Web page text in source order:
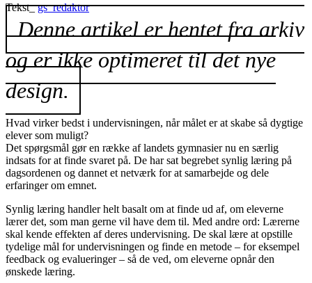
Tekst_gs_redaktor
Denne artikel er hentet fra arkiv
og er ikke optimeret til det nye
design.
Hvad virker bedst i undervisningen, når målet er at skabe så dygtige
elever som muligt?
Det spørgsmål gør en række af landets gymnasier nu en særlig
indsats for at finde svaret på. De har sat begrebet synlig læring på
dagsordenen og dannet et netværk for at samarbejde og dele
erfaringer om emnet.
Synlig læring handler helt basalt om at finde ud af, om eleverne
lærer det, som man gerne vil have dem til. Med andre ord: Lærerne
skal kende effekten af deres undervisning. De skal lære at opstille
tydelige mål for undervisningen og finde en metode – for eksempel
feedback og evalueringer – så de ved, om eleverne opnår den
ønskede læring.